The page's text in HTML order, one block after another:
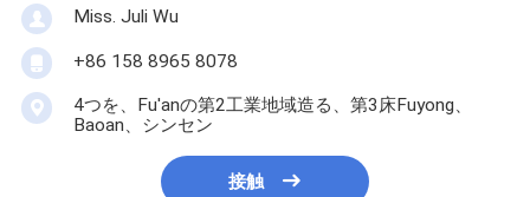
Miss. Juli Wu
+86 158 8965 8078
4つを、Fu'anの第2工業地域造る、第3床Fuyong、
Baoan、シンセン
接触